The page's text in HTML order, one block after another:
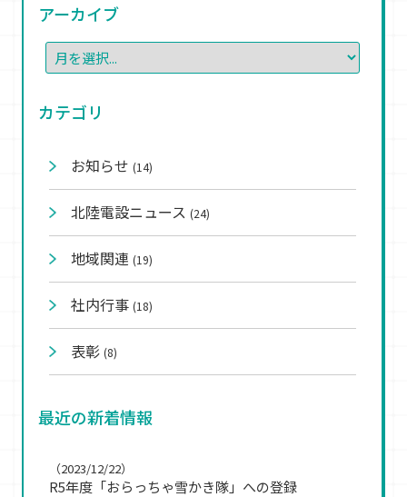
アーカイブ
カテゴリ
お知らせ (14)
北陸電設ニュース (24)
地域関連 (19)
社内行事 (18)
表彰 (8)
最近の新着情報
R5年度「おらっちゃ雪かき隊」への登録
（2023/12/22）